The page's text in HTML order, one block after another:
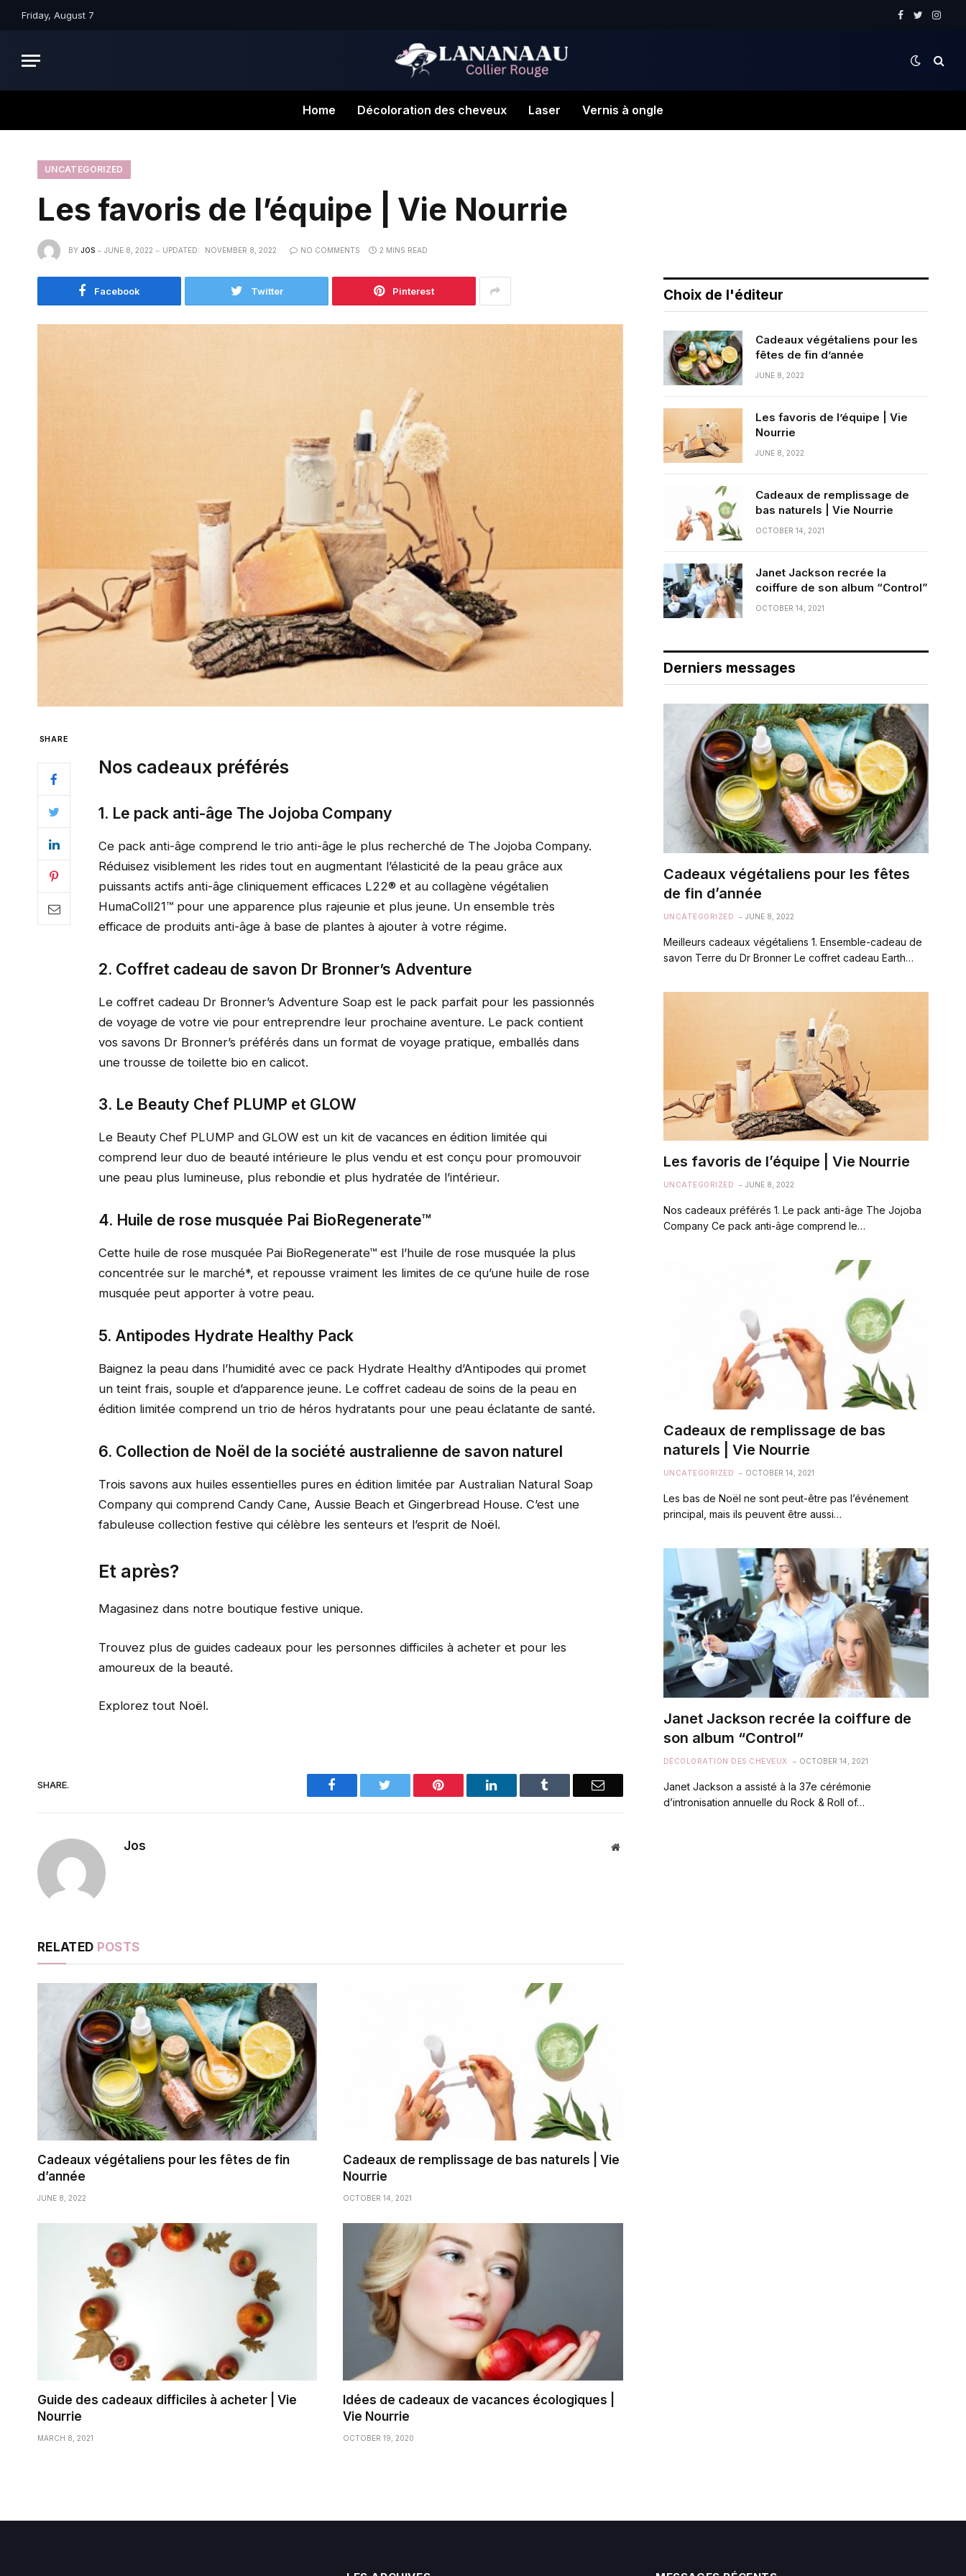
Friday, August 7
Facebook
Twitter
Home Décoloration des cheveux Laser Vernis à ongle
UNCATEGORIZED
Les favoris de l’équipe | Vie Nourrie
BY JOS JUNE 8, 2022 UPDATED: NOVEMBER 8, 2022 NO COMMENTS 2 MINS READ
Facebook Twitter Pinterest
SHARE
Nos cadeaux préférés
1. Le pack anti-âge The Jojoba Company
Ce pack anti-âge comprend le trio anti-âge le plus recherché de The Jojoba Company.
Réduisez visiblement les rides tout en augmentant l’élasticité de la peau grâce aux
puissants actifs anti-âge cliniquement efficaces L22® et au collagène végétalien
HumaColl21™ pour une apparence plus rajeunie et plus jeune. Un ensemble très
efficace de produits anti-âge à base de plantes à ajouter à votre régime.
2. Coffret cadeau de savon Dr Bronner’s Adventure
Le coffret cadeau Dr Bronner’s Adventure Soap est le pack parfait pour les passionnés
de voyage de votre vie pour entreprendre leur prochaine aventure. Le pack contient
vos savons Dr Bronner’s préférés dans un format de voyage pratique, emballés dans
une trousse de toilette bio en calicot.
3. Le Beauty Chef PLUMP et GLOW
Le Beauty Chef PLUMP and GLOW est un kit de vacances en édition limitée qui
comprend leur duo de beauté intérieure le plus vendu et est conçu pour promouvoir
une peau plus lumineuse, plus rebondie et plus hydratée de l’intérieur.
4. Huile de rose musquée Pai BioRegenerate™
Cette huile de rose musquée Pai BioRegenerate™ est l’huile de rose musquée la plus
concentrée sur le marché*, et repousse vraiment les limites de ce qu’une huile de rose
musquée peut apporter à votre peau.
5. Antipodes Hydrate Healthy Pack
Baignez la peau dans l’humidité avec ce pack Hydrate Healthy d’Antipodes qui promet
un teint frais, souple et d’apparence jeune. Le coffret cadeau de soins de la peau en
édition limitée comprend un trio de héros hydratants pour une peau éclatante de santé.
6. Collection de Noël de la société australienne de savon naturel
Trois savons aux huiles essentielles pures en édition limitée par Australian Natural Soap
Company qui comprend Candy Cane, Aussie Beach et Gingerbread House. C’est une
fabuleuse collection festive qui célèbre les senteurs et l’esprit de Noël.
Et après?
Magasinez dans notre boutique festive unique.
Trouvez plus de guides cadeaux pour les personnes difficiles à acheter et pour les
amoureux de la beauté.
Explorez tout Noël.
SHARE. Facebook Pinterest LinkedIn Email
Jos Website
RELATED POSTS
Cadeaux végétaliens pour les fêtes de fin
d’année
JUNE 8, 2022
Cadeaux de remplissage de bas naturels | Vie
Nourrie
OCTOBER 14, 2021
Guide des cadeaux difficiles à acheter | Vie
Nourrie
MARCH 8, 2021
Idées de cadeaux de vacances écologiques |
Vie Nourrie
OCTOBER 19, 2020
Choix de l'éditeur
Cadeaux végétaliens pour les
fêtes de fin d’année
JUNE 8, 2022
Les favoris de l’équipe | Vie
Nourrie
JUNE 8, 2022
Cadeaux de remplissage de
bas naturels | Vie Nourrie
OCTOBER 14, 2021
Janet Jackson recrée la
coiffure de son album “Control”
OCTOBER 14, 2021
Derniers messages
Cadeaux végétaliens pour les fêtes
de fin d’année
UNCATEGORIZED JUNE 8, 2022
Meilleurs cadeaux végétaliens 1. Ensemble-cadeau de
savon Terre du Dr Bronner Le coffret cadeau Earth…
Les favoris de l’équipe | Vie Nourrie
UNCATEGORIZED JUNE 8, 2022
Nos cadeaux préférés 1. Le pack anti-âge The Jojoba
Company Ce pack anti-âge comprend le…
Cadeaux de remplissage de bas
naturels | Vie Nourrie
UNCATEGORIZED OCTOBER 14, 2021
Les bas de Noël ne sont peut-être pas l’événement
principal, mais ils peuvent être aussi…
Janet Jackson recrée la coiffure de
son album “Control”
DÉCOLORATION DES CHEVEUX OCTOBER 14, 2021
Janet Jackson a assisté à la 37e cérémonie
d’intronisation annuelle du Rock & Roll of…